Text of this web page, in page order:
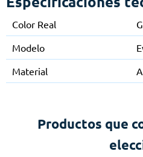
Color Real
Modelo
Material
Productos que